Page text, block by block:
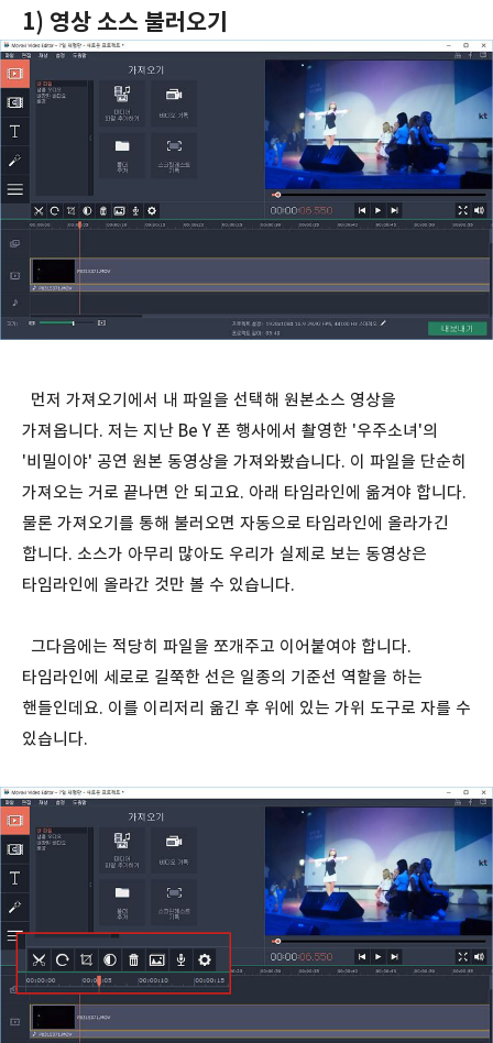
1) 영상 소스 불러오기
먼저 가져오기에서 내 파일을 선택해 원본소스 영상을
가져옵니다. 저는 지난 Be Y 폰 행사에서 촬영한 '우주소녀'의
'비밀이야' 공연 원본 동영상을 가져와봤습니다. 이 파일을 단순히
가져오는 거로 끝나면 안 되고요. 아래 타임라인에 옮겨야 합니다.
물론 가져오기를 통해 불러오면 자동으로 타임라인에 올라가긴
합니다. 소스가 아무리 많아도 우리가 실제로 보는 동영상은
타임라인에 올라간 것만 볼 수 있습니다.
그다음에는 적당히 파일을 쪼개주고 이어붙여야 합니다.
타임라인에 세로로 길쭉한 선은 일종의 기준선 역할을 하는
핸들인데요. 이를 이리저리 옮긴 후 위에 있는 가위 도구로 자를 수
있습니다.